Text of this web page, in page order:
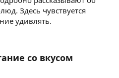
Здесь чувствуется
удивлять.
со вкусом